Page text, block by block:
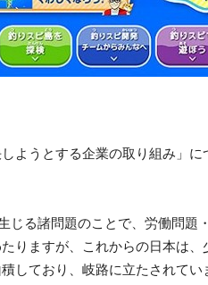
ようとする企業の取り組み」
じる諸問題のことで、労働問題
りますが、これからの日本は、
しており、岐路に立たされてい